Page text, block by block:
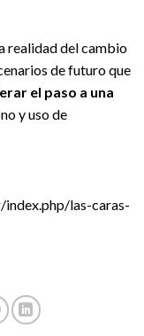
realidad del cambio
de futuro que
el paso a una
y uso de
las-caras-